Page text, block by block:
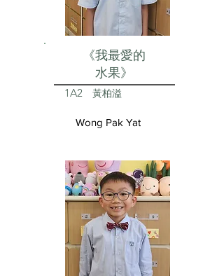
《我最愛的
水果》
1A2 黃柏溢
Wong Pak Yat